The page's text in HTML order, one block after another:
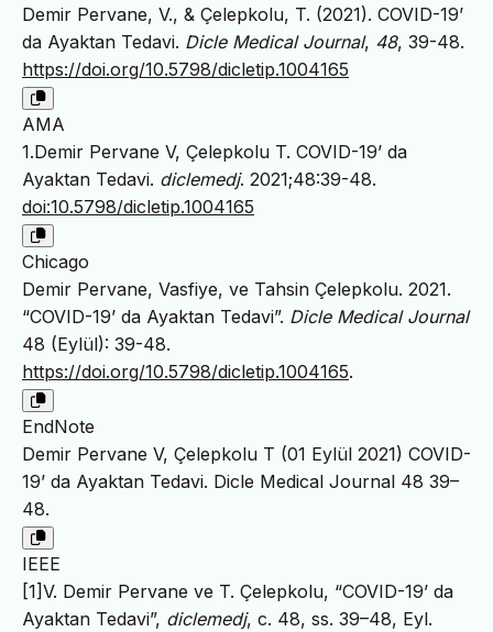
Demir Pervane, V., & Çelepkolu, T. (2021). COVID-19’
da Ayaktan Tedavi. Dicle Medical Journal, 48, 39-48.
https://doi.org/10.5798/dicletip.1004165
AMA
1.Demir Pervane V, Çelepkolu T. COVID-19’ da
Ayaktan Tedavi. diclemedj. 2021;48:39-48.
doi:10.5798/dicletip.1004165
Chicago
Demir Pervane, Vasfiye, ve Tahsin Çelepkolu. 2021.
“COVID-19’ da Ayaktan Tedavi”. Dicle Medical Journal
48 (Eylül): 39-48.
https://doi.org/10.5798/dicletip.1004165.
EndNote
Demir Pervane V, Çelepkolu T (01 Eylül 2021) COVID-
19’ da Ayaktan Tedavi. Dicle Medical Journal 48 39–
48.
IEEE
[1]V. Demir Pervane ve T. Çelepkolu, “COVID-19’ da
Ayaktan Tedavi”, diclemedj, c. 48, ss. 39–48, Eyl.